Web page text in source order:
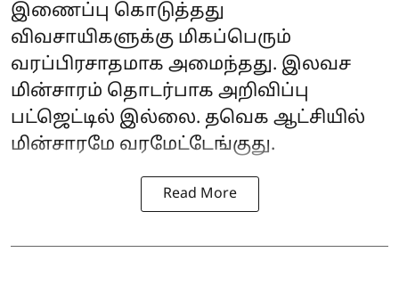
இணைப்பு கொடுத்தது
விவசாயிகளுக்கு மிகப்பெரும்
வரப்பிரசாதமாக அமைந்தது. இலவச
மின்சாரம் தொடர்பாக அறிவிப்பு
பட்ஜெட்டில் இல்லை. தவெக ஆட்சியில்
மின்சாரமே வரமேட்டேங்குது.
Read More